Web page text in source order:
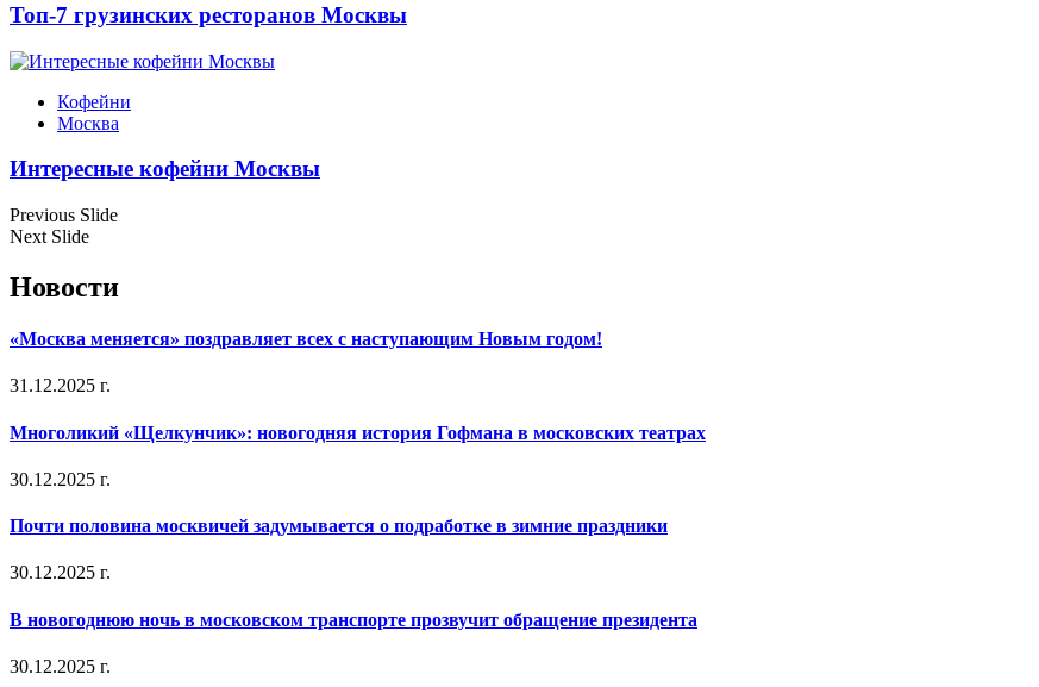
Топ-7 грузинских ресторанов Москвы
Кофейни
Москва
Интересные кофейни Москвы
Previous Slide
Next Slide
Новости
«Москва меняется» поздравляет всех с наступающим Новым годом!
31.12.2025 г.
Многоликий «Щелкунчик»: новогодняя история Гофмана в московских театрах
30.12.2025 г.
Почти половина москвичей задумывается о подработке в зимние праздники
30.12.2025 г.
В новогоднюю ночь в московском транспорте прозвучит обращение президента
30.12.2025 г.